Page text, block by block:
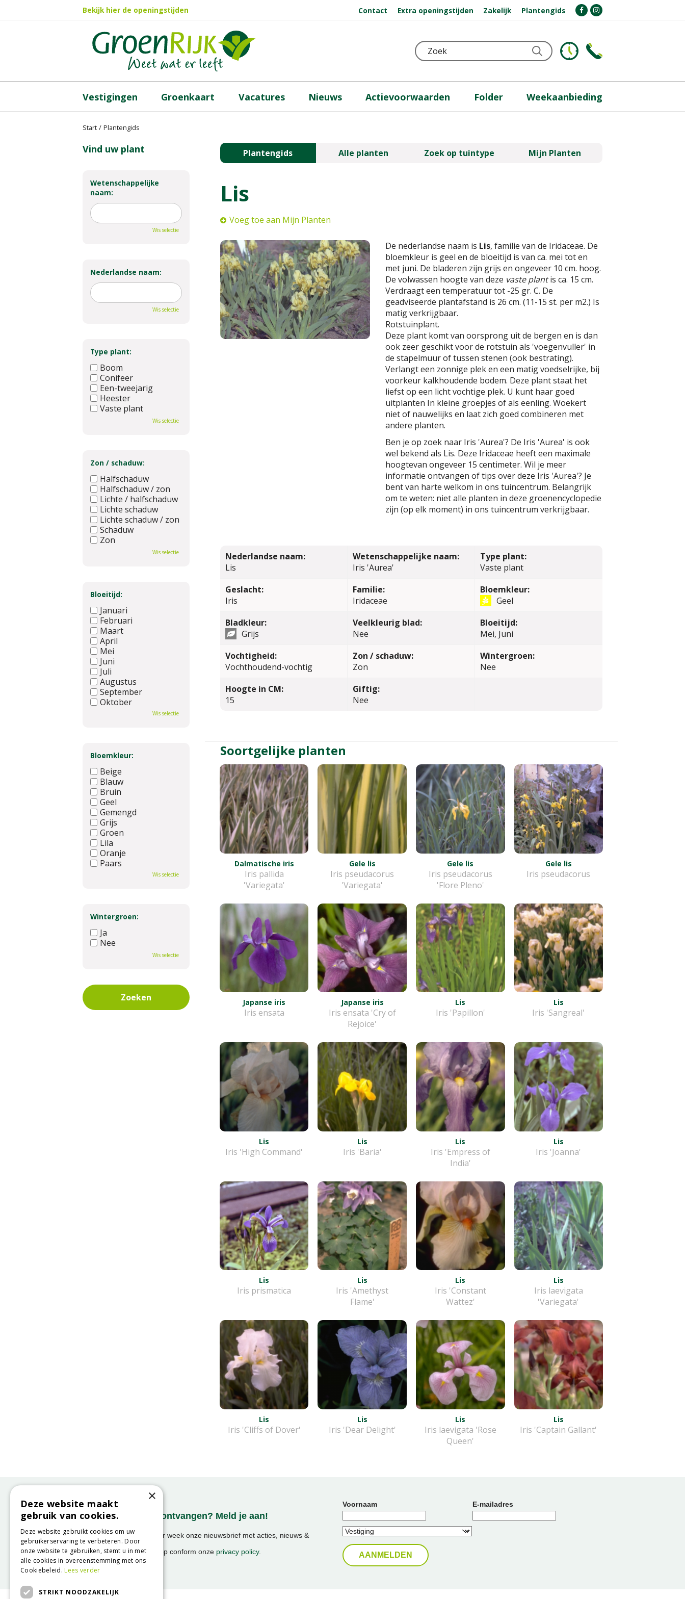
Start Plantengids
Bekijk hier de openingstijden Contact Extra openingstijden Zakelijk Plantengids
Vestigingen Groenkaart Vacatures Nieuws Actievoorwaarden Folder Weekaanbieding
Plantengids Alle planten Zoek op tuintype Mijn Planten
Lis
Voeg toe aan Mijn Planten
De nederlandse naam is Lis, familie van de Iridaceae. De
bloemkleur is geel en de bloeitijd is van ca. mei tot en
met juni. De bladeren zijn grijs en ongeveer 10 cm. hoog.
De volwassen hoogte van deze vaste plantis ca. 15 cm.
Verdraagt een temperatuur tot -25 gr. C. De
geadviseerde plantafstand is 26 cm. (11-15 st. per m2.) Is
matig verkrijgbaar.
Rotstuinplant.
Deze plant komt van oorsprong uit de bergen en is dan
ook zeer geschikt voor de rotstuin als 'voegenvuller' in
de stapelmuur of tussen stenen (ook bestrating).
Verlangt een zonnige plek en een matig voedselrijke, bij
voorkeur kalkhoudende bodem. Deze plant staat het
liefst op een licht vochtige plek. U kunt haar goed
uitplanten In kleine groepjes of als eenling. Woekert
niet of nauwelijks en laat zich goed combineren met
andere planten.
Ben je op zoek naar Iris 'Aurea'? De Iris 'Aurea' is ook
wel bekend als Lis. Deze Iridaceae heeft een maximale
hoogtevan ongeveer 15 centimeter. Wil je meer
informatie ontvangen of tips over deze Iris 'Aurea'? Je
bent van harte welkom in ons tuincentrum. Belangrijk
om te weten: niet alle planten in deze groenencyclopedie
zijn (op elk moment) in ons tuincentrum verkrijgbaar.
Nederlandse naam:
Lis
Wetenschappelijke naam:
Iris 'Aurea'
Type plant:
Vaste plant
Geslacht:
Iris
Familie:
Iridaceae
Bloemkleur:
Geel
Bladkleur:
Grijs
Veelkleurig blad:
Nee
Bloeitijd:
Mei, Juni
Vochtigheid:
Vochthoudend-vochtig
Zon / schaduw:
Zon
Wintergroen:
Nee
Hoogte in CM:
15
Giftig:
Nee
Soortgelijke planten
Dalmatische iris
Iris pallida
'Variegata'
Gele lis
Iris pseudacorus
'Variegata'
Gele lis
Iris pseudacorus
'Flore Pleno'
Gele lis
Iris pseudacorus
Japanse iris
Iris ensata
Japanse iris
Iris ensata 'Cry of
Rejoice'
Lis
Iris 'Papillon'
Lis
Iris 'Sangreal'
Lis
Iris 'High Command'
Lis
Iris 'Baria'
Lis
Iris 'Empress of
India'
Lis
Iris 'Joanna'
Lis
Iris prismatica
Lis
Iris 'Amethyst
Flame'
Lis
Iris 'Constant
Wattez'
Lis
Iris laevigata
'Variegata'
Lis
Iris 'Cliffs of Dover'
Lis
Iris 'Dear Delight'
Lis
Iris laevigata 'Rose
Queen'
Lis
Iris 'Captain Gallant'
Vind uw plant
Wetenschappelijke
naam:
Wis selectie
Nederlandse naam:
Wis selectie
Type plant:
Boom
Conifeer
Een-tweejarig
Heester
Vaste plant
Wis selectie
Zon / schaduw:
Halfschaduw
Halfschaduw / zon
Lichte / halfschaduw
Lichte schaduw
Lichte schaduw / zon
Schaduw
Zon
Wis selectie
Bloeitijd:
Januari
Februari
Maart
April
Mei
Juni
Juli
Augustus
September
Oktober
Wis selectie
Bloemkleur:
Beige
Blauw
Bruin
Geel
Gemengd
Grijs
Groen
Lila
Oranje
Paars
Wis selectie
Wintergroen:
Ja
Nee
Wis selectie
Onze nieuwsbrief ontvangen? Meld je aan!
Ontvang ongeveer 1x per week onze nieuwsbrief met acties, nieuws &
activiteiten!
We slaan uw gegevens op conform onze privacy policy.
Voornaam E-mailadres
×
Deze website maakt
gebruik van cookies.
Deze website gebruikt cookies om uw
gebruikerservaring te verbeteren. Door
onze website te gebruiken, stemt u in met
alle cookies in overeenstemming met ons
Cookiebeleid.Lees verder
STRIKT NOODZAKELIJK